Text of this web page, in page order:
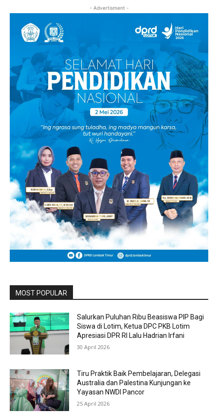
- Advertisment -
MOST POPULAR
Salurkan Puluhan Ribu Beasiswa PIP Bagi
Siswa di Lotim, Ketua DPC PKB Lotim
Apresiasi DPR RI Lalu Hadrian Irfani
30 April 2026
Tiru Praktik Baik Pembelajaran, Delegasi
Australia dan Palestina Kunjungan ke
Yayasan NWDI Pancor
25 April 2026